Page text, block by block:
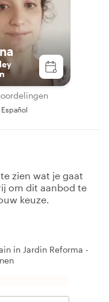
zien wat je gaat
om dit aanbod te
keuze.
in Jardin Reforma -